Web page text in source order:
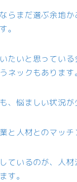
らまだ選ぶ余地
。
たいと思ってい
ネックもあります。
、悩ましい状況が
と人材とのマッチ
ているのが、人
す。